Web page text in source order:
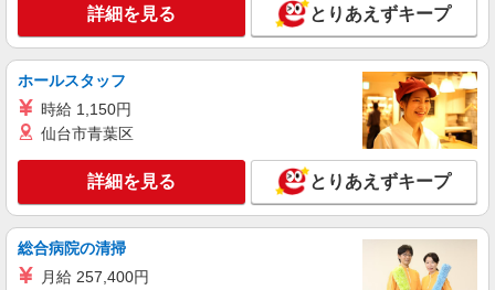
詳細を見る とりあえずキープ
ホールスタッフ
時給 1,150円
仙台市青葉区
詳細を見る とりあえずキープ
総合病院の清掃
月給 257,400円